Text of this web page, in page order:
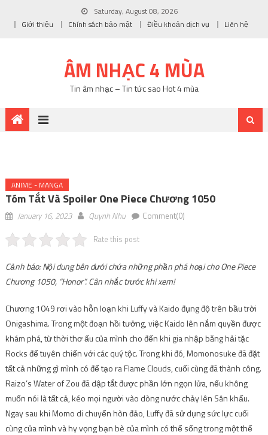
Saturday, August 08, 2026
Giới thiệu
Chính sách bảo mật Điều khoản dịch vụ Liên hệ
ÂM NHẠC 4 MÙA
Tin âm nhạc – Tin tức sao Hot 4 mùa
ANIME - MANGA
Tóm Tắt Và Spoiler One Piece Chương 1050
January 16, 2023 Quynh Nhu Comment(0)
Rate this post
Cảnh báo: Nội dung bên dưới chứa những phần phá hoại cho One Piece
Chương 1050, “Honor”. Cân nhắc trước khi xem!
Chương 1049 rơi vào hỗn loạn khi Luffy và Kaido đụng độ trên bầu trời
Onigashima. Trong một đoạn hồi tưởng, việc Kaido lên nắm quyền được
khám phá, từ thời thơ ấu của mình cho đến khi gia nhập băng hải tặc
Rocks để tuyên chiến với các quý tộc. Trong khi đó, Momonosuke đã đặt
tất cả những gì mình có để tạo ra Flame Clouds, cuối cùng đã thành công.
Raizo’s Water of Zou đã dập tắt được phần lớn ngọn lửa, nếu không
muốn nói là tất cả, kéo mọi người vào dòng nước chảy lên Sân khấu.
Ngay sau khi Momo di chuyển hòn đảo, Luffy đã sử dụng sức lực cuối
cùng của mình và hy vọng bạn bè của mình có thể sống trong một thế